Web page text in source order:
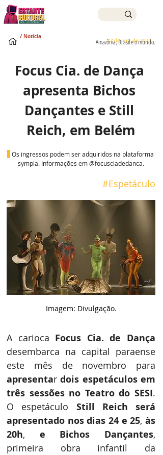
22 de nov. de 2023
Amazônia, Brasil e o mundo.
/ Notícia
Focus Cia. de Dança
apresenta Bichos
Dançantes e Still
Reich, em Belém
Os ingressos podem ser adquiridos na plataforma
sympla. Informações em @focusciadedanca.
#Espetáculo
Imagem: Divulgação.
A carioca Focus Cia. de Dança
desembarca na capital paraense
apresentar dois espetáculos em
três sessões no Teatro do SESI.
O espetáculo Still Reich será
apresentado nos dias 24 e 25, às
20h, e Bichos Dançantes,
primeira obra infantil da